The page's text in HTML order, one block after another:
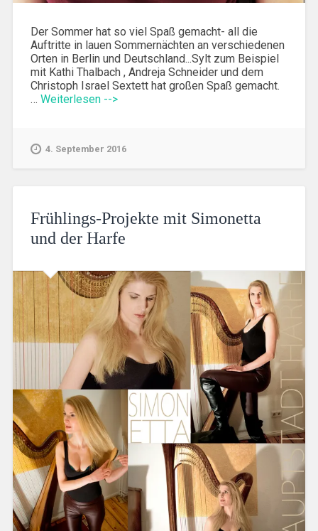
Der Sommer hat so viel Spaß gemacht- all die
Auftritte in lauen Sommernächten an verschiedenen
Orten in Berlin und Deutschland...Sylt zum Beispiel
mit Kathi Thalbach , Andreja Schneider und dem
Christoph Israel Sextett hat großen Spaß gemacht.
… Weiterlesen -->
4. September 2016
Frühlings-Projekte mit Simonetta
und der Harfe